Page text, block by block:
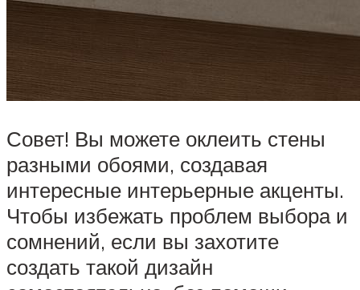
Совет! Вы можете оклеить стены
разными обоями, создавая
интересные интерьерные акценты.
Чтобы избежать проблем выбора и
сомнений, если вы захотите
создать такой дизайн